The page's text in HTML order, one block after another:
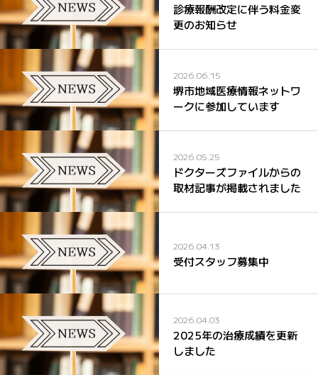
診療報酬改定に伴う料金変
更のお知らせ
2026.06.15
堺市地域医療情報ネットワ
ークに参加しています
2026.05.25
ドクターズファイルからの
取材記事が掲載されました
2026.04.13
受付スタッフ募集中
2026.04.03
2025年の治療成績を更新
しました